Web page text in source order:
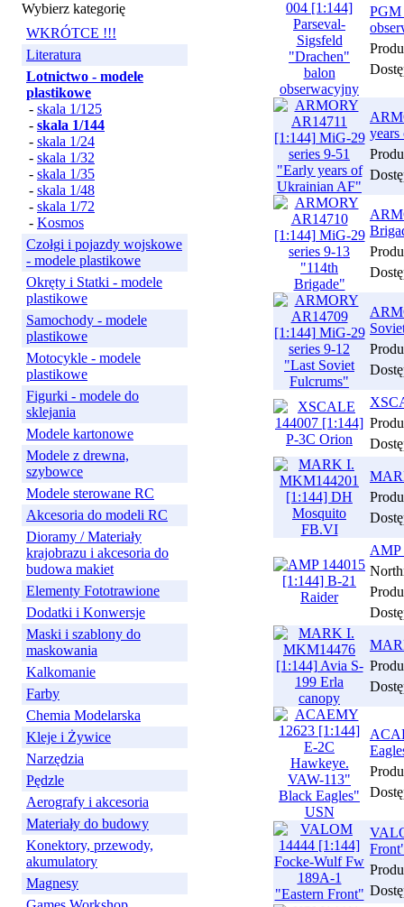
Wybierz kategorię
WKRÓTCE !!!
Literatura
Lotnictwo - modele
plastikowe
- skala 1/125
- skala 1/144
- skala 1/24
- skala 1/32
- skala 1/35
- skala 1/48
- skala 1/72
- Kosmos
Czołgi i pojazdy wojskowe
- modele plastikowe
Okręty i Statki - modele
plastikowe
Samochody - modele
plastikowe
Motocykle - modele
plastikowe
Figurki - modele do
sklejania
Modele kartonowe
Modele z drewna,
szybowce
Modele sterowane RC
Akcesoria do modeli RC
Dioramy / Materiały
krajobrazu i akcesoria do
budowa makiet
Elementy Fototrawione
Dodatki i Konwersje
Maski i szablony do
maskowania
Kalkomanie
Farby
Chemia Modelarska
Kleje i Żywice
Narzędzia
Pędzle
Aerografy i akcesoria
Materiały do budowy
Konektory, przewody,
akumulatory
Magnesy
PGM
AMP